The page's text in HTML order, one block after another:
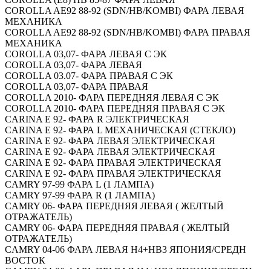
COROLLA AE92 88-92 (SDN/HB/KOMBI) ФАРА ЛЕВАЯ
МЕХАНИКА
COROLLA AE92 88-92 (SDN/HB/KOMBI) ФАРА ПРАВАЯ
МЕХАНИКА
COROLLA 03,07- ФАРА ЛЕВАЯ С ЭК
COROLLA 03,07- ФАРА ЛЕВАЯ
COROLLA 03.07- ФАРА ПРАВАЯ С ЭК
COROLLA 03,07- ФАРА ПРАВАЯ
COROLLA 2010- ФАРА ПЕРЕДНЯЯ ЛЕВАЯ С ЭК
COROLLA 2010- ФАРА ПЕРЕДНЯЯ ПРАВАЯ С ЭК
CARINA E 92- ФАРА R ЭЛЕКТРИЧЕСКАЯ
CARINA E 92- ФАРА L МЕХАНИЧЕСКАЯ (СТЕКЛО)
CARINA E 92- ФАРА ЛЕВАЯ ЭЛЕКТРИЧЕСКАЯ
CARINA E 92- ФАРА ЛЕВАЯ ЭЛЕКТРИЧЕСКАЯ
CARINA E 92- ФАРА ПРАВАЯ ЭЛЕКТРИЧЕСКАЯ
CARINA E 92- ФАРА ПРАВАЯ ЭЛЕКТРИЧЕСКАЯ
CAMRY 97-99 ФАРА L (1 ЛАМПА)
CAMRY 97-99 ФАРА R (1 ЛАМПА)
CAMRY 06- ФАРА ПЕРЕДНЯЯ ЛЕВАЯ ( ЖЕЛТЫЙ
ОТРАЖАТЕЛЬ)
CAMRY 06- ФАРА ПЕРЕДНЯЯ ПРАВАЯ ( ЖЕЛТЫЙ
ОТРАЖАТЕЛЬ)
CAMRY 04-06 ФАРА ЛЕВАЯ H4+HB3 ЯПОНИЯ/СРЕДН
ВОСТОК